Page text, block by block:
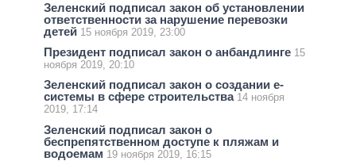
Зеленский подписал закон об установлении
ответственности за нарушение перевозки
детей 15 ноября 2019, 23:00
Президент подписал закон о анбандлинге 15
ноября 2019, 20:10
Зеленский подписал закон о создании е-
системы в сфере строительства 14 ноября
2019, 17:14
Зеленский подписал закон о
беспрепятственном доступе к пляжам и
водоемам 19 ноября 2019, 16:15